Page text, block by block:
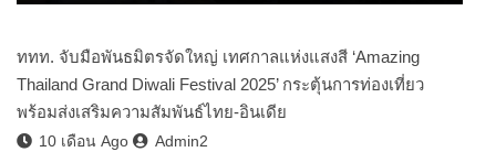
ททท. จับมือพันธมิตรจัดใหญ่ เทศกาลแห่งแสงสี ‘Amazing
Thailand Grand Diwali Festival 2025’ กระตุ้นการท่องเที่ยว
พร้อมส่งเสริมความสัมพันธ์ไทย-อินเดีย
10 เดือน Ago
Admin2